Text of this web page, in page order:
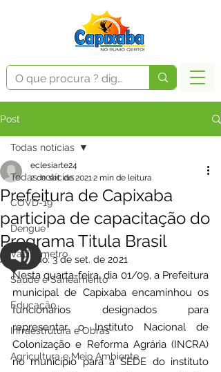
Post
Todas notícias
COVD-19
Dengue
Vacinômetro
Saúde e Saneamento
Educação
Infraestrutura e Obras
Agricultura e Meio Ambiente
Todas notícias
Prefeitura de Capixaba
participa de capacitação do
Programa Titula Brasil
eclesiarte24
2 de set. de 20212 min de leitura
Atualizado:3 de set. de 2021
Nesta quarta-feira, dia 01/09, a Prefeitura
municipal de Capixaba encaminhou os
funcionários designados para
representar o Instituto Nacional de
Colonização e Reforma Agrária (INCRA)
no município para a SEDE do instituto